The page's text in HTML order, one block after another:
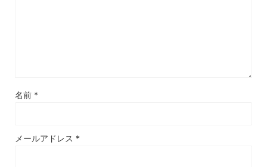
名前 *
メールアドレス *